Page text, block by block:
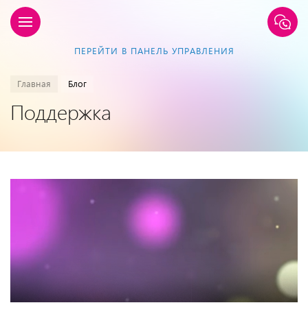
ПЕРЕЙТИ В ПАНЕЛЬ УПРАВЛЕНИЯ
Главная Блог
Поддержка